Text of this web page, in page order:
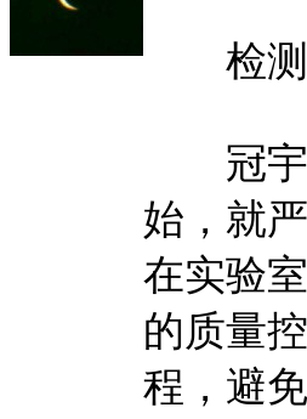
检测
冠宇
始，就
在实验
的质量
程，避